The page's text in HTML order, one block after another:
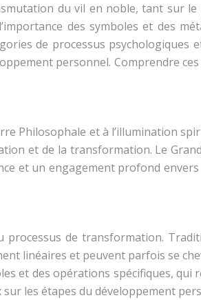
du vil en noble, tant sur
des symboles et des
de processus
personnel. Comprendre
Philosophale et à l’illumination
et de la transformation. Le
et un engagement profond
de transformation.
linéaires et peuvent parfois se
et des opérations spécifiques, qui
sur les étapes du développement